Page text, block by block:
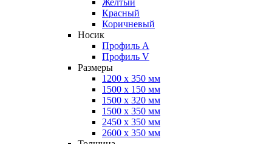
Желтый
Красный
Коричневый
Носик
Профиль A
Профиль V
Размеры
1200 x 350 мм
1500 x 150 мм
1500 x 320 мм
1500 x 350 мм
2450 x 350 мм
2600 x 350 мм